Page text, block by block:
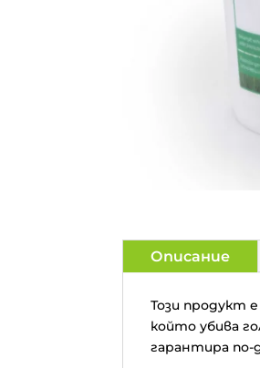
Описание
Този продукт
който убива
гарантира